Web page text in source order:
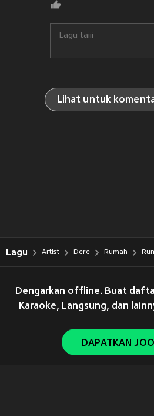
Lagu taiii
Lihat untuk
Lagu Artist Dere Rumah
Dengarkan offline. Buat
Karaoke, Langsung, dan
DAPATKAN